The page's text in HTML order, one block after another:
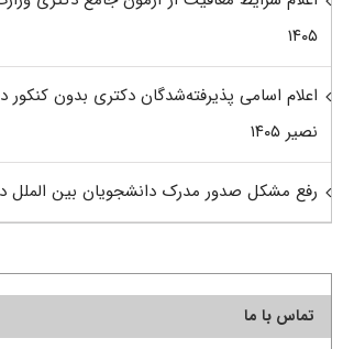
۱۴۰۵
اعلام اسامی پذیرفته‌شدگان دکتری بدون کنکور
نصیر ۱۴۰۵
رفع مشکل صدور مدرک دانشجویان بین الملل
تماس با ما